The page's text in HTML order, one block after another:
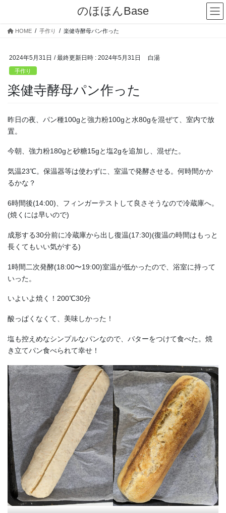
のほほんBase
HOME 手作り 楽健寺酵母パン作った
2024年5月31日 / 最終更新日時 : 2024年5月31日 白湯
手作り
楽健寺酵母パン作った
昨日の夜、パン種100gと強力粉100gと水80gを混ぜて、室内で放
置。
今朝、強力粉180gと砂糖15gと塩2gを追加し、混ぜた。
気温23℃。保温器等は使わずに、室温で発酵させる。何時間かか
るかな？
6時間後(14:00)、フィンガーテストして良さそうなので冷蔵庫へ。
(焼くには早いので)
成形する30分前に冷蔵庫から出し復温(17:30)(復温の時間はもっと
長くてもいい気がする)
1時間二次発酵(18:00〜19:00)室温が低かったので、浴室に持って
いった。
いよいよ焼く！200℃30分
酸っぱくなくて、美味しかった！
塩も控えめなシンプルなパンなので、バターをつけて食べた。焼
き立てパン食べられて幸せ！